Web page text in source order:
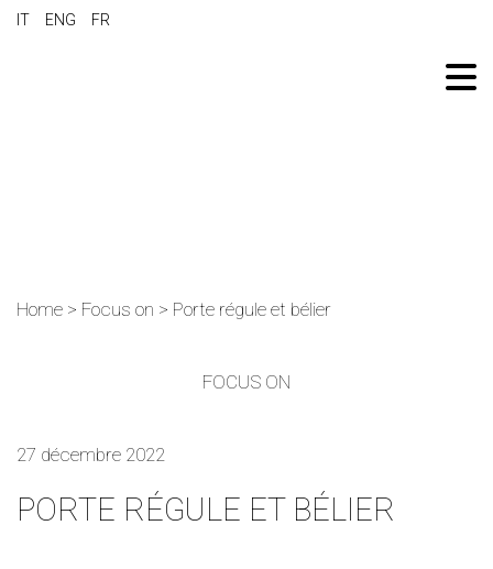
IT ENG FR
Home > Focus on > Porte régule et bélier
FOCUS ON
27 décembre 2022
PORTE RÉGULE ET BÉLIER